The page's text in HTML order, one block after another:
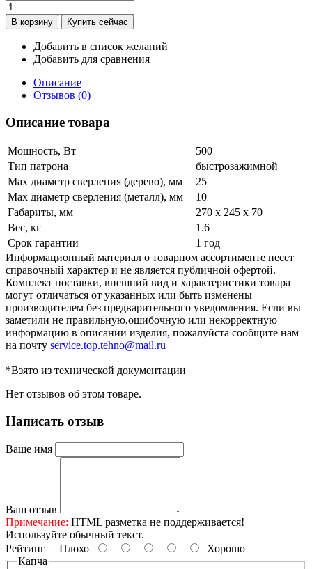
Добавить в список желаний
Добавить для сравнения
Описание
Отзывов (0)
Описание товара
Мощность, Вт
500
Тип патрона
быстрозажимной
Мах диаметр сверления (дерево), мм
25
Max диаметр сверления (металл), мм
10
Габариты, мм
270 x 245 x 70
Вес, кг
1.6
Срок гарантии
1 год
Информационный материал о товарном ассортименте несет
справочный характер и не является публичной офертой.
Комплект поставки, внешний вид и характеристики товара
могут отличаться от указанных или быть изменены
производителем без предварительного уведомления. Если вы
заметили не правильную,ошибочную или некорректную
информацию в описании изделия, пожалуйста сообщите нам
на почту service.top.tehno@mail.ru
*Взято из технической документации
Нет отзывов об этом товаре.
Написать отзыв
Ваше имя
Ваш отзыв
Примечание: HTML разметка не поддерживается!
Используйте обычный текст.
Рейтинг Плохо
Хорошо
Капча